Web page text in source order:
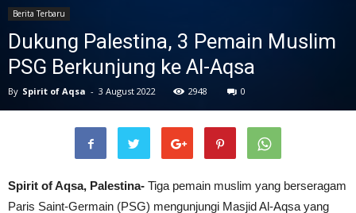
Berita Terbaru
Dukung Palestina, 3 Pemain Muslim
PSG Berkunjung ke Al-Aqsa
By Spirit of Aqsa - 3 August 2022 2948 0
Spirit of Aqsa, Palestina- Tiga pemain muslim yang berseragam
Paris Saint-Germain (PSG) mengunjungi Masjid Al-Aqsa yang